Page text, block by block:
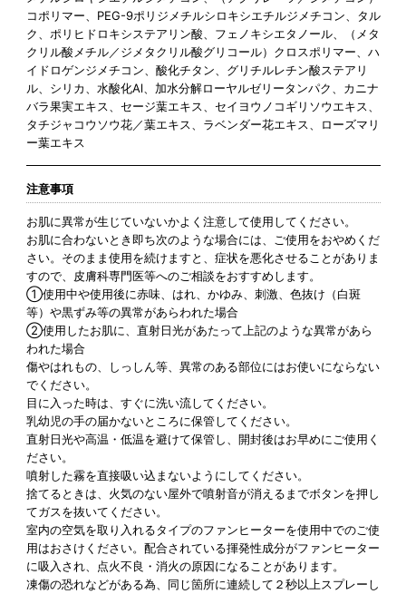
コポリマー、PEG-9ポリジメチルシロキシエチルジメチコン、タル
ク、ポリヒドロキシステアリン酸、フェノキシエタノール、（メタ
クリル酸メチル／ジメタクリル酸グリコール）クロスポリマー、ハ
イドロゲンジメチコン、酸化チタン、グリチルレチン酸ステアリ
ル、シリカ、水酸化Al、加水分解ローヤルゼリータンパク、カニナ
バラ果実エキス、セージ葉エキス、セイヨウノコギリソウエキス、
タチジャコウソウ花／葉エキス、ラベンダー花エキス、ローズマリ
ー葉エキス
注意事項
お肌に異常が生じていないかよく注意して使用してください。
お肌に合わないとき即ち次のような場合には、ご使用をおやめくだ
さい。そのまま使用を続けますと、症状を悪化させることがありま
すので、皮膚科専門医等へのご相談をおすすめします。
①使用中や使用後に赤味、はれ、かゆみ、刺激、色抜け（白斑
等）や黒ずみ等の異常があらわれた場合
②使用したお肌に、直射日光があたって上記のような異常があら
われた場合
傷やはれもの、しっしん等、異常のある部位にはお使いにならない
でください。
目に入った時は、すぐに洗い流してください。
乳幼児の手の届かないところに保管してください。
直射日光や高温・低温を避けて保管し、開封後はお早めにご使用く
ださい。
噴射した霧を直接吸い込まないようにしてください。
捨てるときは、火気のない屋外で噴射音が消えるまでボタンを押し
てガスを抜いてください。
室内の空気を取り入れるタイプのファンヒーターを使用中でのご使
用はおさけください。配合されている揮発性成分がファンヒーター
に吸入され、点火不良・消火の原因になることがあります。
凍傷の恐れなどがある為、同じ箇所に連続して２秒以上スプレーし